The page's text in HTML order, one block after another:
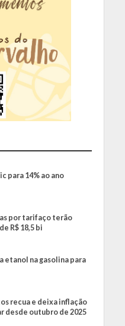
para 14% ao ano
por tarifaço terão
R$ 18,5 bi
etanol na gasolina para
recua e deixa inflação
desde outubro de 2025